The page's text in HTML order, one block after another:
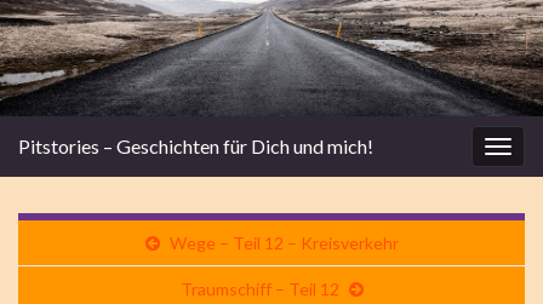
Pitstories – Geschichten für Dich und mich!
Wege – Teil 12 – Kreisverkehr
Traumschiff – Teil 12